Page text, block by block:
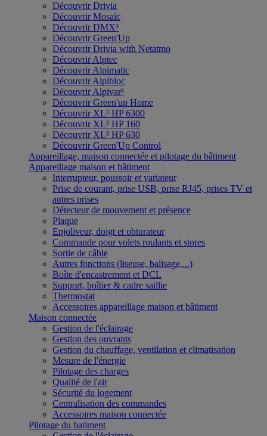
Découvrir Drivia
Découvrir Mosaic
Découvrir DMX³
Découvrir Green'Up
Découvrir Drivia with Netatmo
Découvrir Alptec
Découvrir Alpimatic
Découvrir Alpibloc
Découvrir Alpivar³
Découvrir Green'up Home
Découvrir XL³ HP 6300
Découvrir XL³ HP 160
Découvrir XL³ HP 630
Découvrir Green'Up Control
Appareillage, maison connectée et pilotage du bâtiment
Appareillage maison et bâtiment
Interrupteur, poussoir et variateur
Prise de courant, prise USB, prise RJ45, prises TV et
autres prises
Détecteur de mouvement et présence
Plaque
Enjoliveur, doigt et obturateur
Commande pour volets roulants et stores
Sortie de câble
Autres fonctions (liseuse, balisage,...)
Boîte d'encastrement et DCL
Support, boîtier & cadre saillie
Thermostat
Accessoires appareillage maison et bâtiment
Maison connectée
Gestion de l'éclairage
Gestion des ouvrants
Gestion du chauffage, ventilation et climatisation
Mesure de l'énergie
Pilotage des charges
Qualité de l'air
Sécurité du logement
Centralisation des commandes
Accessoires maison connectée
Pilotage du batiment